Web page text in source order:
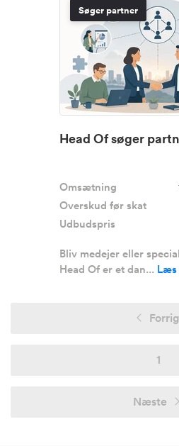
Søger partner
Head Of søger
Omsætning
Overskud før skat
Udbudspris
Bliv medejer eller
Head Of er et dan... Læs
1
Næste